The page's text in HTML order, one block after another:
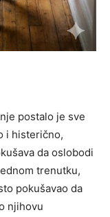
postalo je sve
i histerično,
da oslobodi
trenutku,
pokušavao da
njihovu